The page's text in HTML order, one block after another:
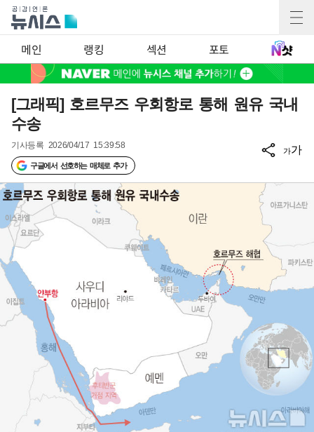
메인 랭킹 섹션 포토
[그래픽] 호르무즈 우회항로 통해 원유 국내
수송
기사등록 2026/04/17 15:39:58
구글에서 선호하는 매체로 추가
가가